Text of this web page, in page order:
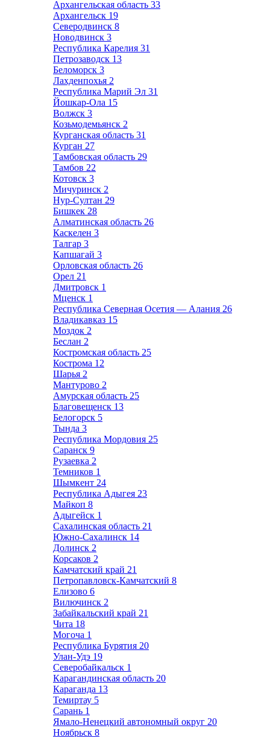
Архангельская область 33
Архангельск 19
Северодвинск 8
Новодвинск 3
Республика Карелия 31
Петрозаводск 13
Беломорск 3
Лахденпохья 2
Республика Марий Эл 31
Йошкар-Ола 15
Волжск 3
Козьмодемьянск 2
Курганская область 31
Курган 27
Тамбовская область 29
Тамбов 22
Котовск 3
Мичуринск 2
Нур-Султан 29
Бишкек 28
Алматинская область 26
Каскелен 3
Талгар 3
Капшагай 3
Орловская область 26
Орел 21
Дмитровск 1
Мценск 1
Республика Северная Осетия — Алания 26
Владикавказ 15
Моздок 2
Беслан 2
Костромская область 25
Кострома 12
Шарья 2
Мантурово 2
Амурская область 25
Благовещенск 13
Белогорск 5
Тында 3
Республика Мордовия 25
Саранск 9
Рузаевка 2
Темников 1
Шымкент 24
Республика Адыгея 23
Майкоп 8
Адыгейск 1
Сахалинская область 21
Южно-Сахалинск 14
Долинск 2
Корсаков 2
Камчатский край 21
Петропавловск-Камчатский 8
Елизово 6
Вилючинск 2
Забайкальский край 21
Чита 18
Могоча 1
Республика Бурятия 20
Улан-Удэ 19
Северобайкальск 1
Карагандинская область 20
Караганда 13
Темиртау 5
Сарань 1
Ямало-Ненецкий автономный округ 20
Ноябрьск 8